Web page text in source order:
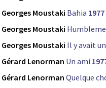
Georges Moustaki Bahia 1977
Georges Moustaki
Georges Moustaki Il y avait
Gérard Lenorman Un ami
Gérard Lenorman Quelque